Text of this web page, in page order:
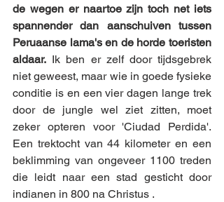
de wegen er naartoe zijn toch net iets
spannender dan aanschuiven tussen
Peruaanse lama's en de horde toeristen
aldaar. Ik ben er zelf door tijdsgebrek
niet geweest, maar wie in goede fysieke
conditie is en een vier dagen lange trek
door de jungle wel ziet zitten, moet
zeker opteren voor 'Ciudad Perdida'.
Een trektocht van 44 kilometer en een
beklimming van ongeveer 1100 treden
die leidt naar een stad gesticht door
indianen in 800 na Christus .